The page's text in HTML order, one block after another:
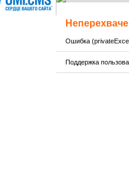
Ошибка
Поддержка